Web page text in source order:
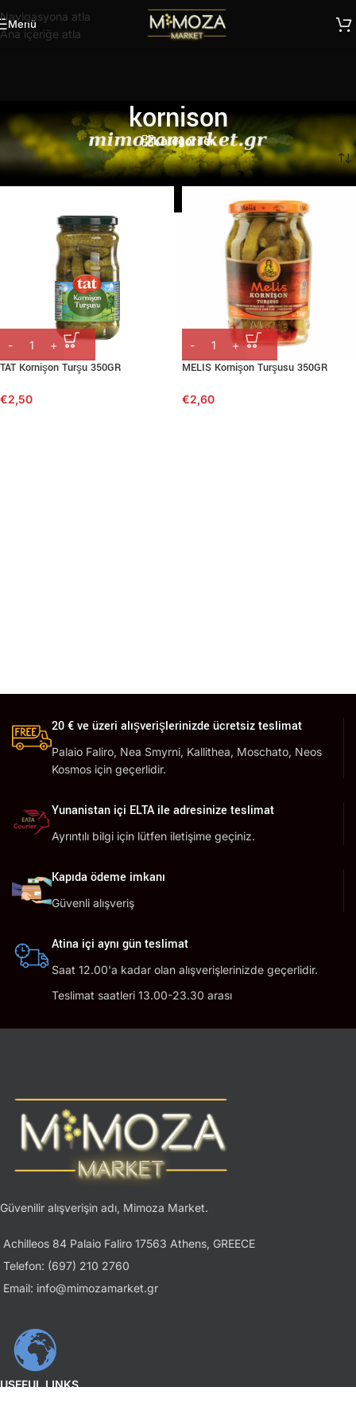
Navigasyona atla
Ana içeriğe atla
Menü
kornison
Kategoriler
Ana Sayfa/ Ürünler “kornison” olarak etiketlendi
TAT Kornişon Turşu 350GR
€2,50
MELIS Kornişon Turşusu 350GR
€2,60
20 € ve üzeri alışverişlerinizde ücretsiz teslimat
Palaio Faliro, Nea Smyrni, Kallithea, Moschato, Neos
Kosmos için geçerlidir.
Yunanistan içi ELTA ile adresinize teslimat
Ayrıntılı bilgi için lütfen iletişime geçiniz.
Kapıda ödeme imkanı
Güvenli alışveriş
Atina içi aynı gün teslimat
Saat 12.00'a kadar olan alışverişlerinizde geçerlidir.
Teslimat saatleri 13.00-23.30 arası
Güvenilir alışverişin adı, Mimoza Market.
Achilleos 84 Palaio Faliro 17563 Athens, GREECE
Telefon: (697) 210 2760
Email: info@mimozamarket.gr
USEFUL LINKS